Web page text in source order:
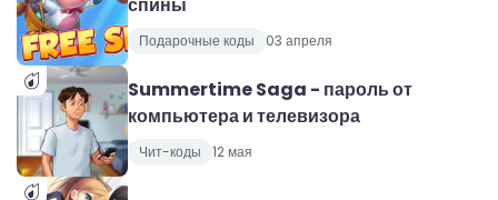
спины
Подарочные коды 03 апреля
Summertime Saga - пароль от
компьютера и телевизора
Чит-коды 12 мая